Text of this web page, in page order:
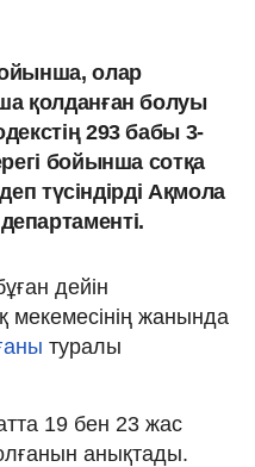
олар
қолданған болуы
293 бабы 3-
бойынша сотқа
түсіндірді Ақмола
дейін
мекемесінің жанында
туралы
19 бен 23 жас
анықтады.